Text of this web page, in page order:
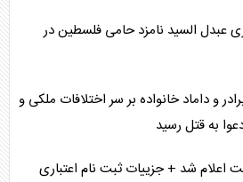
عبدل السید نامزد حامی فلسطین در
و داماد خانواده بر سر اختلافات ملکی و
به قتل رسید
اعلام شد + جزییات ثبت نام اعتباری